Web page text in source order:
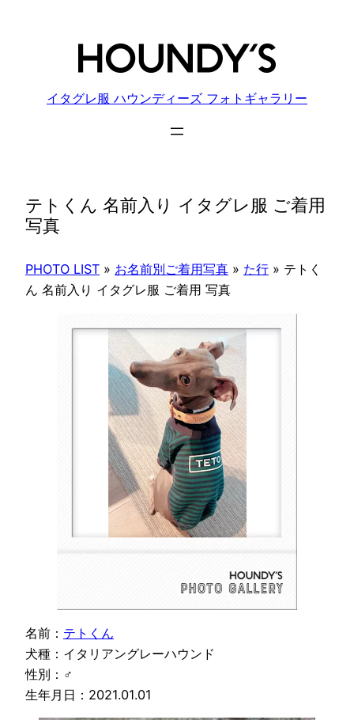
イタグレ服 ハウンディーズ フォトギャラリー
テトくん 名前入り イタグレ服 ご着用
写真
PHOTO LIST » お名前別ご着用写真 » た行 » テトく
ん 名前入り イタグレ服 ご着用 写真
名前： テトくん
犬種：イタリアングレーハウンド
性別：♂
生年月日：2021.01.01